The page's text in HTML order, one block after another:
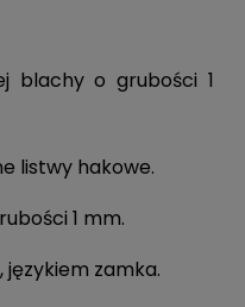
blachy o grubości 1
listwy hakowe.
1 mm.
zamka.